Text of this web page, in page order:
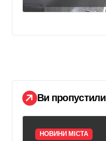
Ви пропустили
НОВИНИ МІСТА